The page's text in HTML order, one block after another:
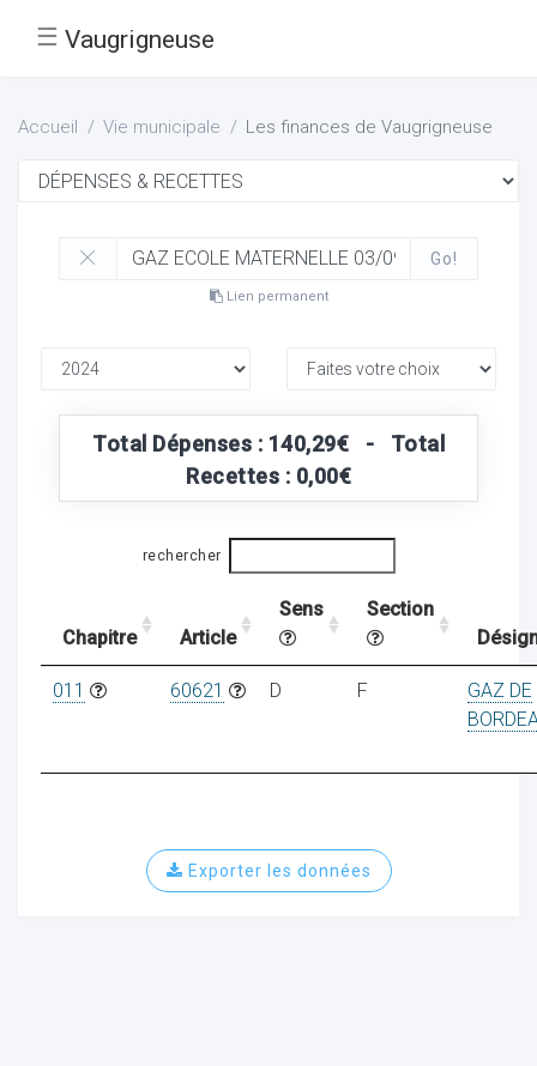
☰ Vaugrigneuse
Accueil Vie municipale Les finances de Vaugrigneuse
Go!
Lien permanent
Total Dépenses : 140,29€ - Total
Recettes : 0,00€
rechercher
Chapitre Article
Sens
Section
011 60621 D F
GAZ DE
Exporter les données